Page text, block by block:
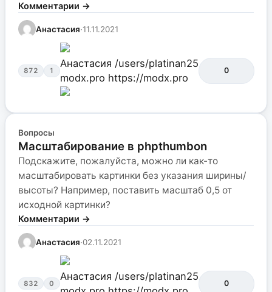
Комментарии →
Анастасия·11.11.2021
872 1
Анастасия /users/platinan25
modx.pro https://modx.pro
0
Вопросы
Масштабирование в phpthumbon
Подскажите, пожалуйста, можно ли как-то
масштабировать картинки без указания ширины/
высоты? Например, поставить масштаб 0,5 от
исходной картинки?
Комментарии →
Анастасия·02.11.2021
832 0
Анастасия /users/platinan25
0